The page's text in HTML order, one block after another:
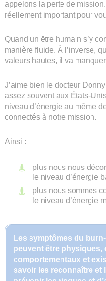
appelons la perte de
réellement important pour
Quand un être humain s’y
manière fluide. À l’inverse,
valeurs hautes, il va manquer
J’aime bien le docteur
assez souvent aux États-
niveau d’énergie au même
connectés à notre mission.
Ainsi :
plus nous nous
le niveau d’énergie
plus nous sommes
le niveau d’énergie
Les symptômes du
peuvent être physiques,
comportementaux et
savoir les reconnaître et